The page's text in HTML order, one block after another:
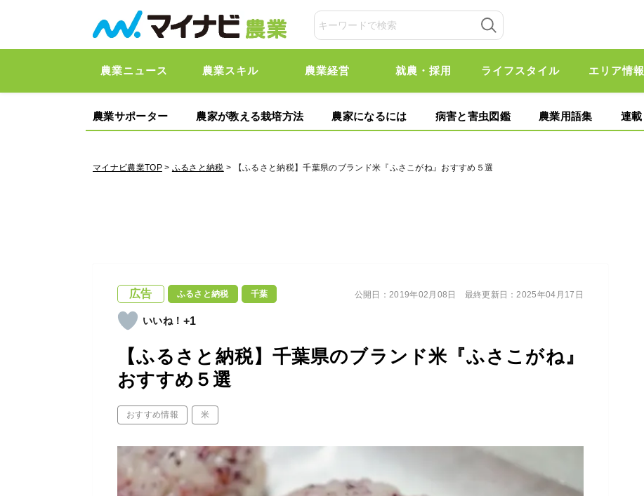
農業ニュース 農業スキル 農業経営 就農・採用 ライフスタイル エリア情報
農業サポーター 農家が教える栽培方法 農家になるには 病害と害虫図鑑 農業用語集 連載
マイナビ農業TOP> ふるさと納税 > 【ふるさと納税】千葉県のブランド米『ふさこがね』おすすめ５選
広告 ふるさと納税 千葉
+1
【ふるさと納税】千葉県のブランド米『ふさこがね』
おすすめ５選
おすすめ情報 米
公開日：2019年02月08日 最終更新日：2025年04月17日